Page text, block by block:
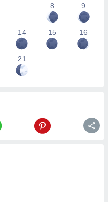
8
9
14 15 16
21